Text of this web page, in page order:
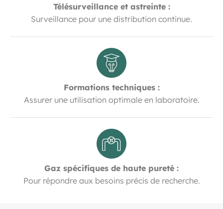
Télésurveillance et astreinte :
Surveillance pour une distribution continue.
Formations techniques :
Assurer une utilisation optimale en laboratoire.
Gaz spécifiques de haute pureté :
Pour répondre aux besoins précis de recherche.